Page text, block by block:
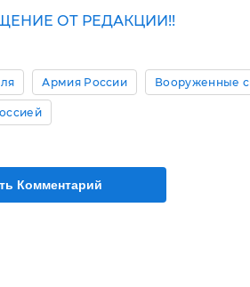
ОТ РЕДАКЦИИ!!
Армия России Вооруженные
Комментарий